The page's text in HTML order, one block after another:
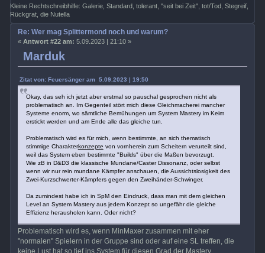
Kleine Rechtschreibhilfe: Galerie, Standard, tolerant, "seit bei Zeit", tot/Tod, Stegreif,
Rückgrat, die Nutella
Marduk
Re: Wer mag Splittermond noch und warum?
« Antwort #22 am: 5.09.2023 | 21:10 »
Zitat von: Feuersänger am 5.09.2023 | 19:50
Okay, das seh ich jetzt aber erstmal so pauschal gesprochen nicht als
problematisch an. Im Gegenteil stört mich diese Gleichmacherei mancher
Systeme enorm, wo sämtliche Bemühungen um System Mastery im Keim
erstickt werden und am Ende alle das gleiche tun.
Problematisch wird es für mich, wenn bestimmte, an sich thematisch
stimmige Charakterkonzepte von vornherein zum Scheitern verurteilt sind,
weil das System eben bestimmte "Builds" über die Maßen bevorzugt.
Wie zB in D&D3 die klassische Mundane/Caster Dissonanz, oder selbst
wenn wir nur rein mundane Kämpfer anschauen, die Aussichtslosigkeit des
Zwei-Kurzschwerter-Kämpfers gegen den Zweihänder-Schwinger.
Da zumindest habe ich in SpM den Eindruck, dass man mit dem gleichen
Level an System Mastery aus jedem Konzept so ungefähr die gleiche
Effizienz herausholen kann. Oder nicht?
Problematisch wird es, wenn MinMaxer zusammen mit eher
"normalen" Spielern in der Gruppe sind oder auf eine SL treffen, die
keine Lust hat so tief ins System für diesen Grad der Mastery